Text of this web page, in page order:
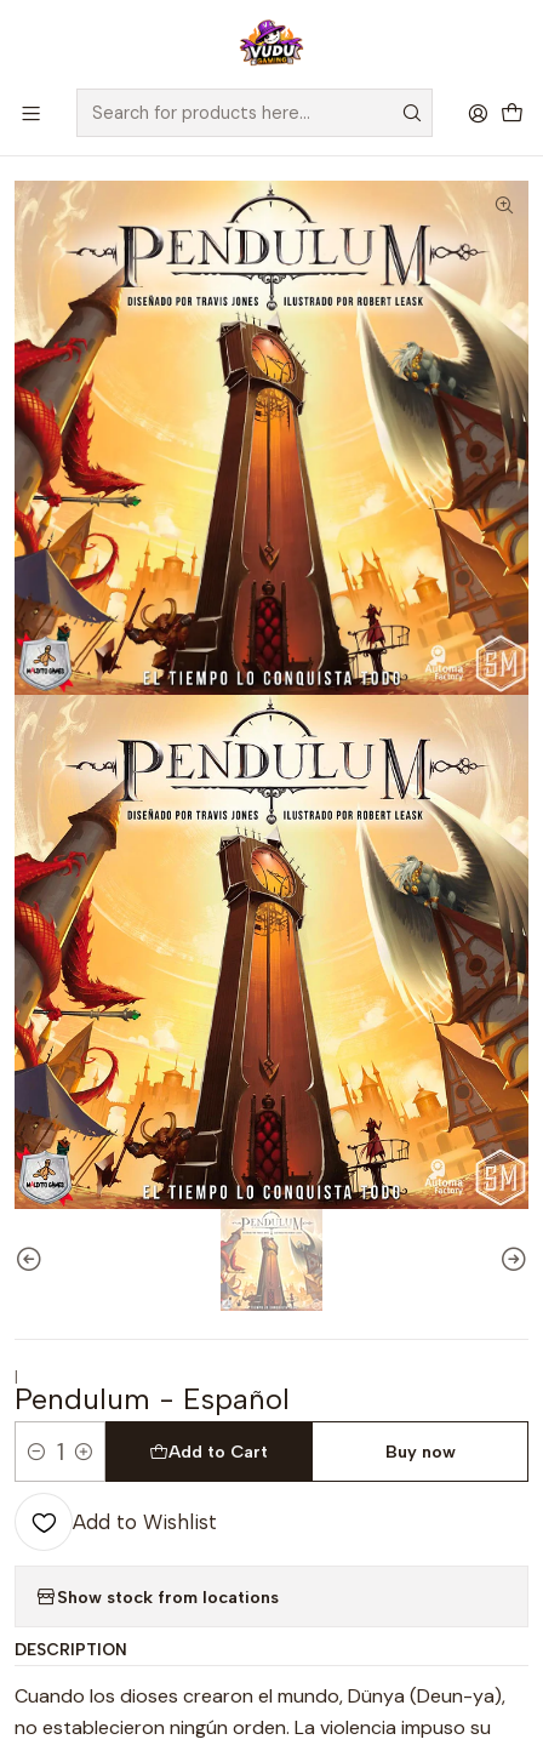
🚀 ¡Despachamos a todo Chile! Envío GRATIS a Regiones sobre
$100.000 y a RM sobre $35.000
Home Juegos de Mesa Editorial Maldito Games
Pendulum - Español
|
Pendulum - Español
Quantity
Add to Cart Buy now
Add to Wishlist
Show stock from locations
DESCRIPTION
Cuando los dioses crearon el mundo, Dünya (Deun-ya),
no establecieron ningún orden. La violencia impuso su